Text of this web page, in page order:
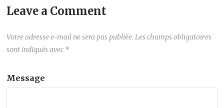
Leave a Comment
Votre adresse e-mail ne sera pas publiée. Les champs obligatoires
sont indiqués avec *
Message